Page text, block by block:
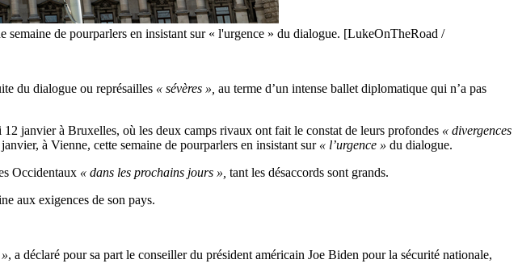
de pourparlers en insistant sur « l'urgence » du dialogue. [LukeOnTheRoad /
du dialogue ou représailles « sévères », au terme d’un intense ballet diplomatique qui n’a pas
janvier à Bruxelles, où les deux camps rivaux ont fait le constat de leurs profondes « divergences
à Vienne, cette semaine de pourparlers en insistant sur« l’urgence » du dialogue.
Occidentaux « dans les prochains jours », tant les désaccords sont grands.
aux exigences de son pays.
, a déclaré pour sa part le conseiller du président américain Joe Biden pour la sécurité nationale,